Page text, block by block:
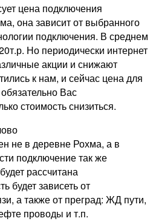
цена подключения
она зависит от выбранного
подключения. В среднем
Но периодически интернет
акции и снижают
к нам, и сейчас цена для
Вас
стоимость снизиться.
не в деревне Рохма, а в
подключение так же
рассчитана
будет зависеть от
а также от преград: ЖД пути,
проводы и т.п.